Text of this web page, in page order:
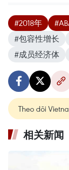
#2018年
#包容性增长
#成员经济体
Theo dõi
相关新闻